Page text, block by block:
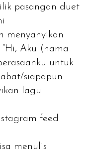
pasangan duet
menyanyikan
Aku (nama
untuk
siapapun
lagu
feed
menulis